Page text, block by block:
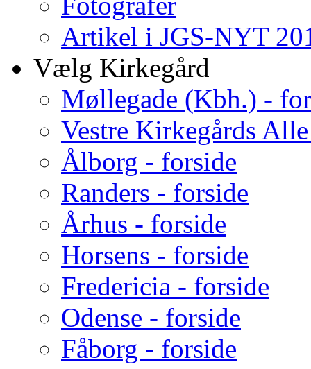
Artikel i JGS-NYT
Vælg Kirkegård
Møllegade (Kbh.) -
Vestre Kirkegårds
Ålborg - forside
Randers - forside
Århus - forside
Horsens - forside
Fredericia - forside
Odense - forside
Fåborg - forside